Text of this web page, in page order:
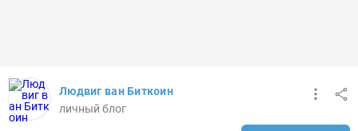
Людвиг ван Биткоин
личный блог